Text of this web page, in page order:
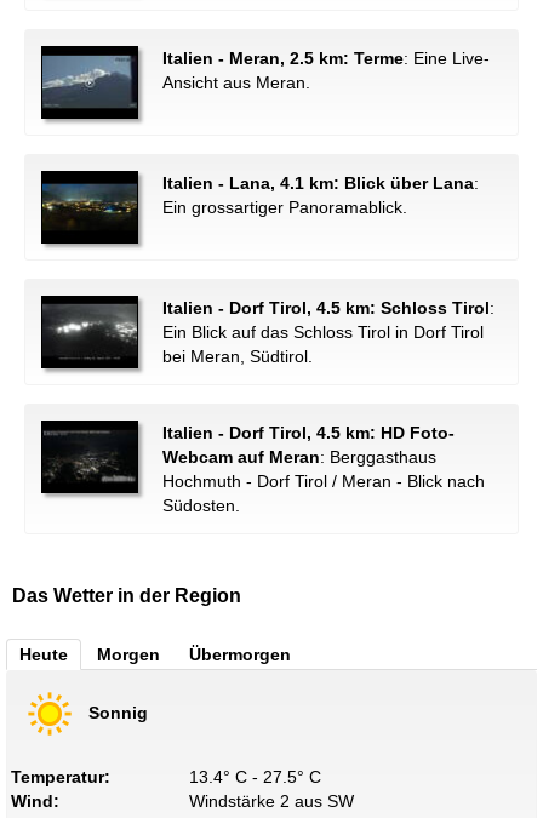
Italien - Meran, 2.5 km: Terme: Eine Live-
Ansicht aus Meran.
Italien - Lana, 4.1 km: Blick über Lana:
Ein grossartiger Panoramablick.
Italien - Dorf Tirol, 4.5 km: Schloss Tirol:
Ein Blick auf das Schloss Tirol in Dorf Tirol
bei Meran, Südtirol.
Italien - Dorf Tirol, 4.5 km: HD Foto-
Webcam auf Meran: Berggasthaus
Hochmuth - Dorf Tirol / Meran - Blick nach
Südosten.
Das Wetter in der Region
Heute Morgen Übermorgen
Sonnig
Temperatur:
13.4° C - 27.5° C
Wind:
Windstärke 2 aus SW